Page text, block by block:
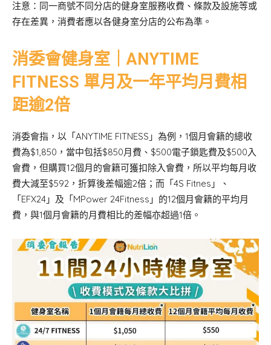
注意：同一商號不同分店的健身室服務收費、條款及設施等或
存在差異，消費者應以各健身室分店的公布為準。
消委會健身室｜ANYTIME
FITNESS 單月及一年平均月費相
距逾2倍
消委會指，以「ANYTIME FITNESS」為例，1個月會籍的總收
費為$1,850，當中包括$850月費、$500電子鎖匙費及$500入
會費，但購買12個月的會籍可獲扣除入會費，所以平均每月收
費大減至$592，折算後差幅逾2倍；而「4S Fitnes」、
「EFX24」及「MPower 24Fitness」的12個月會籍的平均月
費，與1個月會籍的月費相比的差幅亦超過1倍。